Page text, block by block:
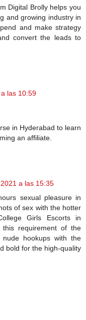
Digital Brolly helps you
and growing industry in
and make strategy
convert the leads to
las 10:59
in Hyderabad to learn
an affiliate.
a las 15:35
sexual pleasure in
of sex with the hotter
Girls Escorts in
requirement of the
hookups with the
bold for the high-quality